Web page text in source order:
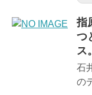
指
つ
ス
石
の